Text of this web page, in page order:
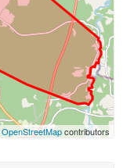
OpenStreetMapcontributors